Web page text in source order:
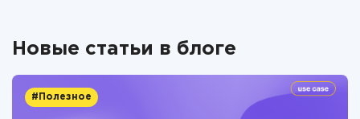
Новые статьи в блоге
#Полезное